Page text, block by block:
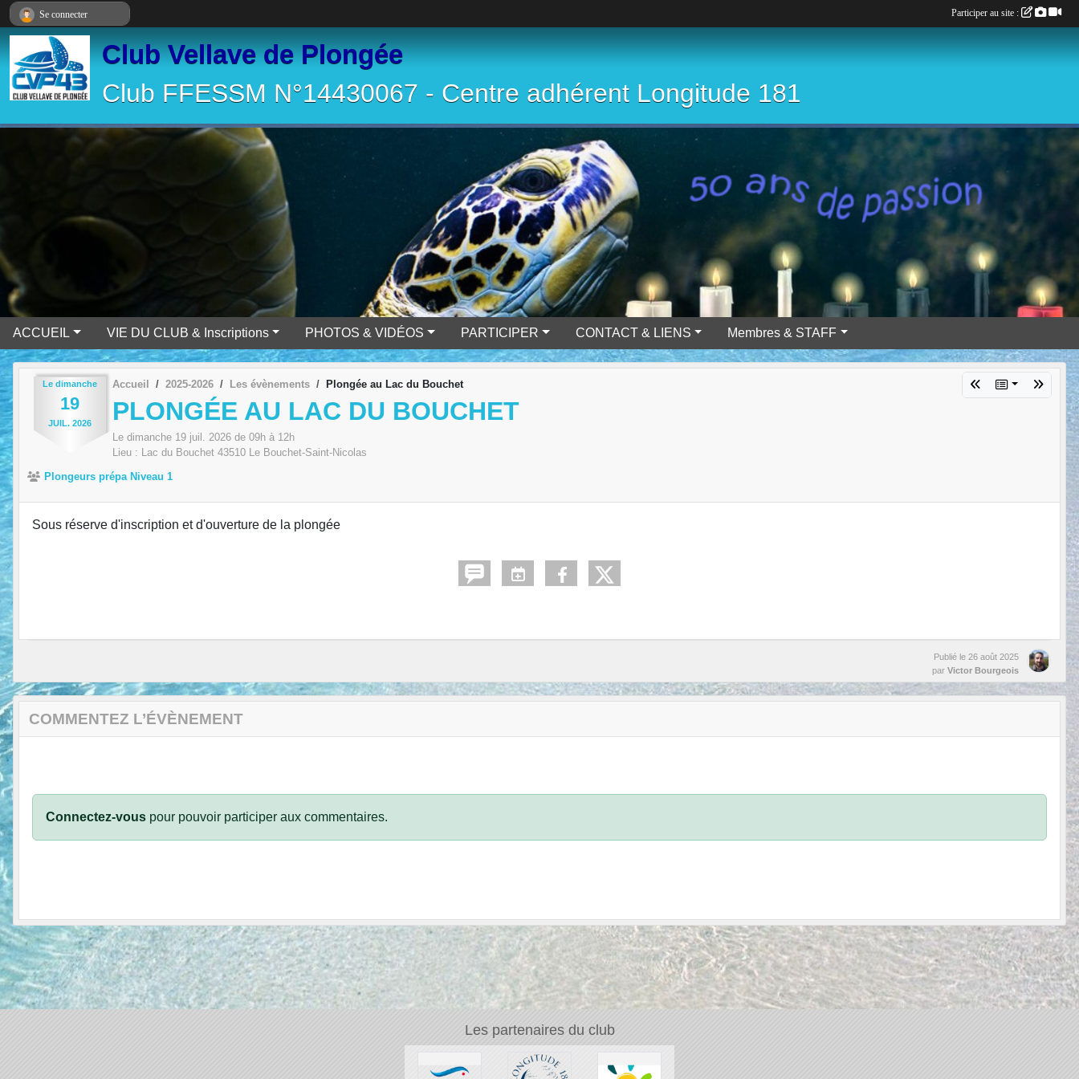
Club Vellave de Plongée
Club FFESSM N°14430067 - Centre adhérent Longitude 181
ACCUEIL VIE DU CLUB & Inscriptions PHOTOS & VIDÉOS PARTICIPER CONTACT & LIENS Membres & STAFF
Le dimanche
19
JUIL. 2026
Accueil 2025-2026 Les évènements Plongée au Lac du Bouchet
PLONGÉE AU LAC DU BOUCHET
Le dimanche 19 juil. 2026 de 09h à 12h
Lieu : Lac du Bouchet 43510 Le Bouchet-Saint-Nicolas
Plongeurs prépa Niveau 1
Sous réserve d'inscription et d'ouverture de la plongée
Publié le 26 août 2025
par Victor Bourgeois
COMMENTEZ L’ÉVÈNEMENT
Connectez-vous pour pouvoir participer aux commentaires.
Les partenaires du club
Se connecter Participer au site :
Panneau de gestion des cookies